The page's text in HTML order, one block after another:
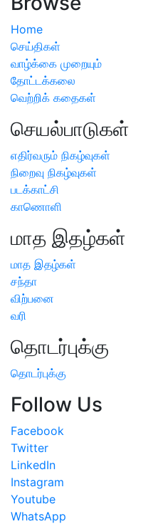
Home
செய்திகள்
வாழ்க்கை முறையும்
தோட்டக்கலை
வெற்றிக் கதைகள்
செயல்பாடுகள்
எதிர்வரும் நிகழ்வுகள்
நிறைவு நிகழ்வுகள்
படக்காட்சி
காணொளி
மாத இதழ்கள்
மாத இதழ்கள்
சந்தா
விற்பனை
வரி
தொடர்புக்கு
தொடர்புக்கு
Follow Us
Facebook
Twitter
LinkedIn
Instagram
Youtube
WhatsApp